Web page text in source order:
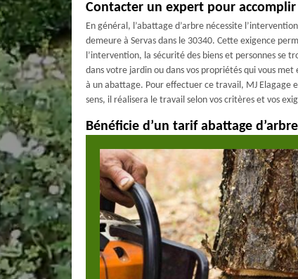
Contacter un expert pour accomplir
En général, l’abattage d’arbre nécessite
demeure à Servas dans le 30340. Cette exigence
l’intervention, la sécurité des biens et personnes se
dans votre jardin ou dans vos propriétés qui vous
à un abattage. Pour effectuer ce travail, MJ Elagage
sens, il réalisera le travail selon vos critères et vos
Bénéficie d’un tarif abattage